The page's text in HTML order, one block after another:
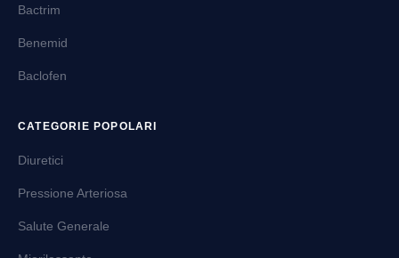
Bactrim
Benemid
Baclofen
CATEGORIE POPOLARI
Diuretici
Pressione Arteriosa
Salute Generale